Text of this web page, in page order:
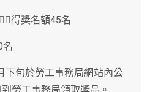
得獎名額45名
名
下旬於勞工事務局網站內公